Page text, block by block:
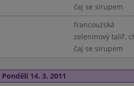
čaj se sirupem
francouzská
zeleninový talíř,
čaj se sirupem
Pondělí 14. 3. 2011